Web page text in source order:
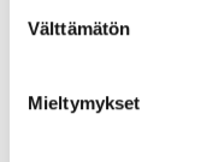
valinta
Välttämätön
Mieltymykset
Fenix Kauneus tarjoaa